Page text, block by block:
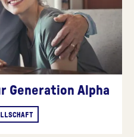
Generation Alpha